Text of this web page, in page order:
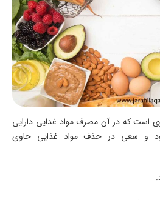
است که در آن مصرف مواد غدایی دارایی
و سعی در حذف مواد غذایی حاوی